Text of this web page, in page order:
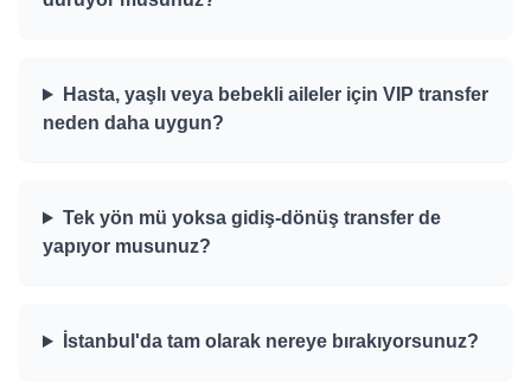
Hasta, yaşlı veya bebekli aileler için VIP transfer
neden daha uygun?
Tek yön mü yoksa gidiş-dönüş transfer de
yapıyor musunuz?
İstanbul'da tam olarak nereye bırakıyorsunuz?